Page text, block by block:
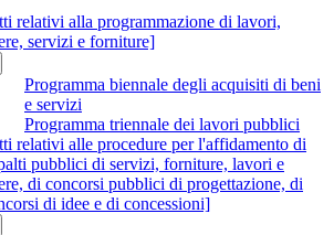
relativi alla programmazione di lavori,
servizi e forniture]
Programma biennale degli acquisiti di beni
e servizi
Programma triennale dei lavori pubblici
relativi alle procedure per l'affidamento di
pubblici di servizi, forniture, lavori e
di concorsi pubblici di progettazione, di
di idee e di concessioni]